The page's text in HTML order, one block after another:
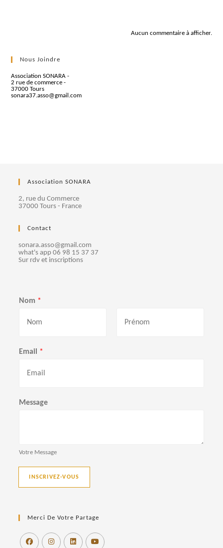
Aucun commentaire à afficher.
Nous Joindre
Association SONARA -
2 rue de commerce -
37000 Tours
sonara37.asso@gmail.com
Association SONARA
2, rue du Commerce
37000 Tours - France
Contact
sonara.asso@gmail.com
what's app 06 98 15 37 37
Sur rdv et inscriptions
Nom *
r
é
Email *
Message
Votre Message
INSCRIVEZ-VOUS
Merci De Votre Partage